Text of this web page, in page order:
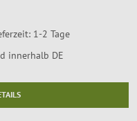
1-2 Tage
innerhalb DE